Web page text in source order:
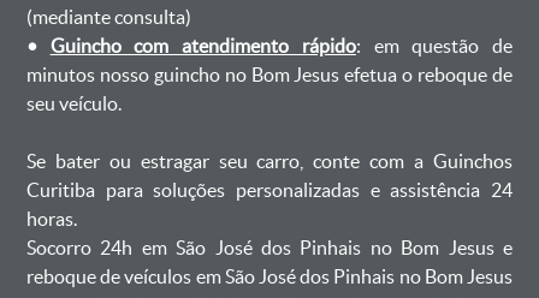
(mediante consulta)
• Guincho com atendimento rápido: em questão de
minutos nosso guincho no Bom Jesus efetua o reboque de
seu veículo.
Se bater ou estragar seu carro, conte com a Guinchos
Curitiba para soluções personalizadas e assistência 24
horas.
Socorro 24h em São José dos Pinhais no Bom Jesus e
reboque de veículos em São José dos Pinhais no Bom Jesus